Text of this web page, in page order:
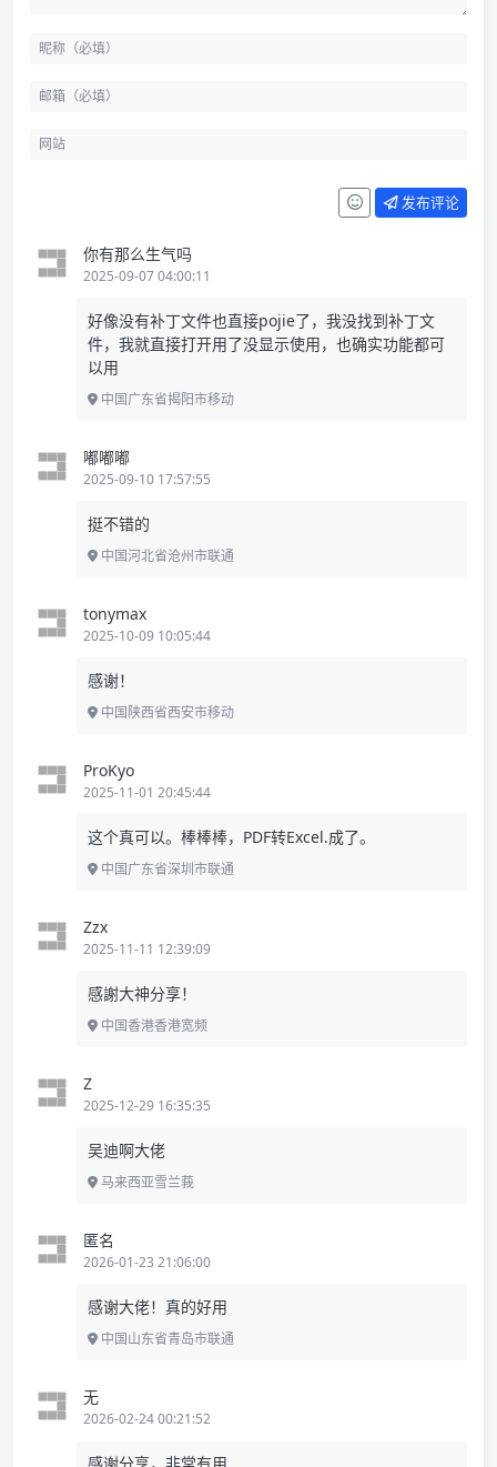
发布评论
你有那么生气吗
2025-09-07 04:00:11
好像没有补丁文件也直接pojie了，我没找到补丁文
件，我就直接打开用了没显示使用，也确实功能都可
以用
中国广东省揭阳市移动
嘟嘟嘟
2025-09-10 17:57:55
挺不错的
中国河北省沧州市联通
tonymax
2025-10-09 10:05:44
感谢！
中国陕西省西安市移动
ProKyo
2025-11-01 20:45:44
这个真可以。棒棒棒，PDF转Excel.成了。
中国广东省深圳市联通
Zzx
2025-11-11 12:39:09
感謝大神分享！
中国香港香港宽频
Z
2025-12-29 16:35:35
吴迪啊大佬
马来西亚雪兰莪
匿名
2026-01-23 21:06:00
感谢大佬！真的好用
中国山东省青岛市联通
无
2026-02-24 00:21:52